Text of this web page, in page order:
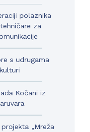
polaznika
za
s udrugama
Kočani iz
„Mreža